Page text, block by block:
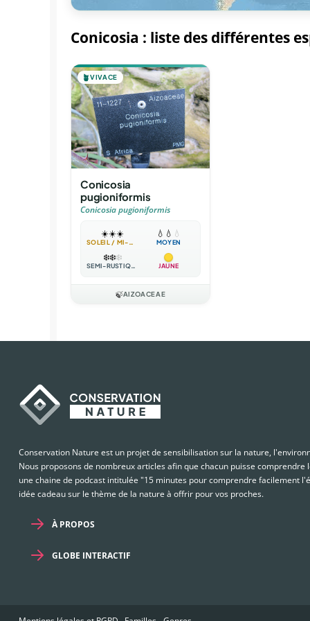
Conicosia : liste des différentes
🪴VIVACE
Conicosia
pugioniformis
Conicosia pugioniformis
☀️☀️☀️
SOLEIL / MI-OMBRE
💧 💧 💧
MOYEN
❄️❄️❄️
SEMI-RUSTIQUE JAUNE
🍃AIZOACEAE
Conservation Nature est un projet de sensibilisation sur la nature,
Nous proposons de nombreux articles afin que chacun puisse
une chaine de podcast intitulée "15 minutes pour comprendre facilement
idée cadeau sur le thème de la nature à offrir pour vos proches.
À PROPOS
GLOBE INTERACTIF